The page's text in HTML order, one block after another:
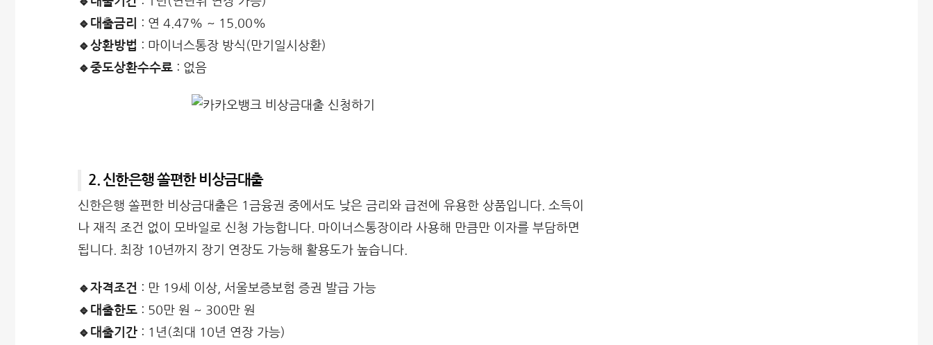
🔹대출금리
: 연 4.47% ~ 15.00%
🔹상환방법 : 마이너스통장 방식(만기일시상환)
🔹중도상환수수료 : 없음
2. 신한은행 쏠편한 비상금대출
신한은행 쏠편한 비상금대출은 1금융권 중에서도 낮은 금리와 급전에 유용한 상품입니다. 소득이
나 재직 조건 없이 모바일로 신청 가능합니다. 마이너스통장이라 사용해 만큼만 이자를 부담하면
됩니다. 최장 10년까지 장기 연장도 가능해 활용도가 높습니다.
🔹자격조건 : 만 19세 이상, 서울보증보험 증권 발급 가능
🔹대출한도 : 50만 원 ~ 300만 원
🔹대출기간 : 1년(최대 10년 연장 가능)